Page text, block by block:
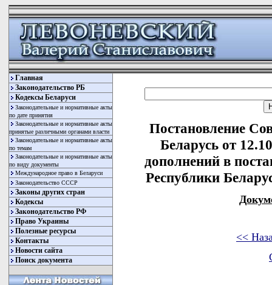
Главная
Законодательство РБ
Кодексы Беларуси
Законодательные и нормативные акты
по дате принятия
Законодательные и нормативные акты
принятые различными органами власти
Законодательные и нормативные акты
по темам
Законодательные и нормативные акты
по виду документы
Международное право в Беларуси
Законодательство СССР
Законы других стран
Кодексы
Законодательство РФ
Право Украины
Полезные ресурсы
Контакты
Новости сайта
Поиск документа
Постановление
Беларусь от
дополнений в
Республики
<<